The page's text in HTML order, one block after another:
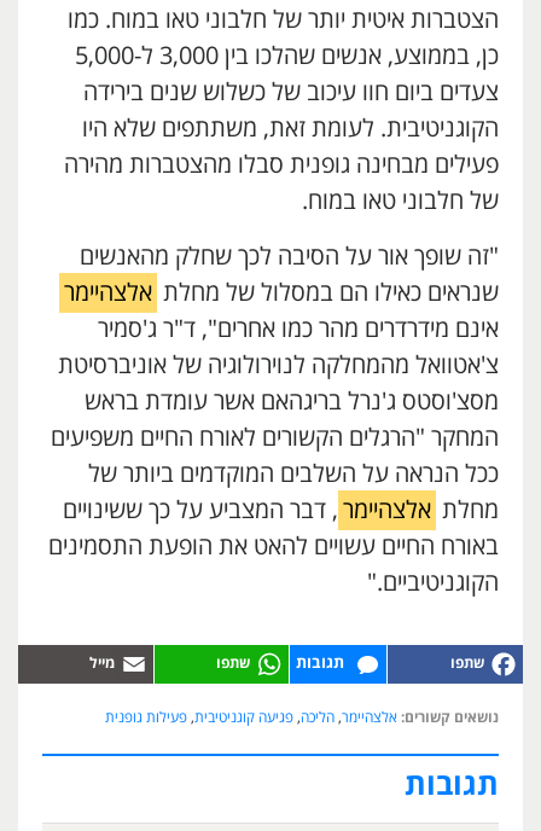
הצטברות איטית יותר של חלבוני טאו במוח. כמו
כן, בממוצע, אנשים שהלכו בין 3,000 ל-5,000
צעדים ביום חוו עיכוב של כשלוש שנים בירידה
הקוגניטיבית. לעומת זאת, משתתפים שלא היו
פעילים מבחינה גופנית סבלו מהצטברות מהירה
של חלבוני טאו במוח.
"זה שופך אור על הסיבה לכך שחלק מהאנשים
שנראים כאילו הם במסלול של מחלת אלצהיימר
אינם מידרדרים מהר כמו אחרים", ד"ר ג'סמיר
צ'אטוואל מהמחלקה לנוירולוגיה של אוניברסיטת
מסצ'וסטס ג'נרל בריגהאם אשר עומדת בראש
המחקר "הרגלים הקשורים לאורח החיים משפיעים
ככל הנראה על השלבים המוקדמים ביותר של
מחלת אלצהיימר , דבר המצביע על כך ששינויים
באורח החיים עשויים להאט את הופעת התסמינים
הקוגניטיביים."
תגובות
נושאים קשורים: אלצהיימר, הליכה, פגיעה קוגניטיבית, פעילות גופנית
תגובות